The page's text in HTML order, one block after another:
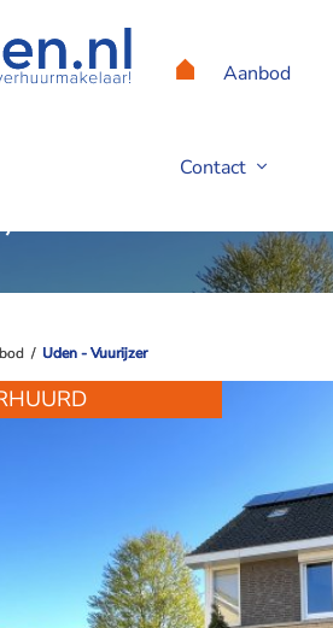
Aanbod
Contact
/ Uden - Vuurijzer
/ Uden - Vuurijzer
Uden